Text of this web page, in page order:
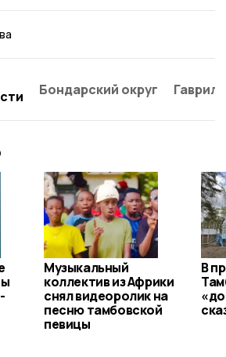
Бондарский округ
Музыкальный
коллектив из Африки
снял видеоролик на
песню тамбовской
певицы
В